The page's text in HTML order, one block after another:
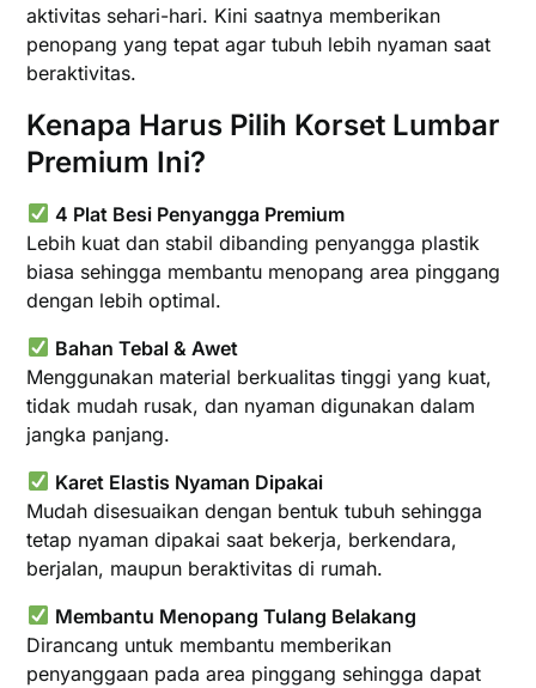
aktivitas sehari-hari. Kini saatnya memberikan
penopang yang tepat agar tubuh lebih nyaman saat
beraktivitas.
Kenapa Harus Pilih Korset Lumbar
Premium Ini?
4 Plat Besi Penyangga Premium
Lebih kuat dan stabil dibanding penyangga plastik
biasa sehingga membantu menopang area pinggang
dengan lebih optimal.
Bahan Tebal & Awet
Menggunakan material berkualitas tinggi yang kuat,
tidak mudah rusak, dan nyaman digunakan dalam
jangka panjang.
Karet Elastis Nyaman Dipakai
Mudah disesuaikan dengan bentuk tubuh sehingga
tetap nyaman dipakai saat bekerja, berkendara,
berjalan, maupun beraktivitas di rumah.
Membantu Menopang Tulang Belakang
Dirancang untuk membantu memberikan
penyanggaan pada area pinggang sehingga dapat